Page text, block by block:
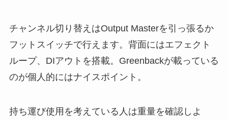
チャンネル切り替えはOutput Masterを引っ張るか
フットスイッチで行えます。背面にはエフェクト
ループ、DIアウトを搭載。Greenbackが載っている
のが個人的にはナイスポイント。
持ち運び使用を考えている人は重量を確認しよ